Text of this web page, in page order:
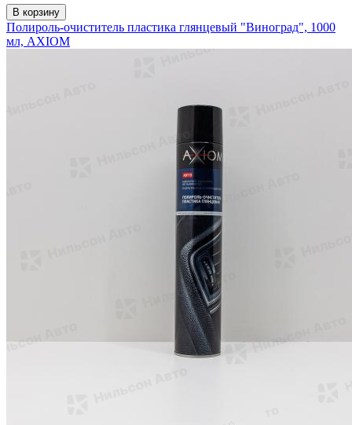
В корзину
Полироль-очиститель пластика глянцевый "Виноград", 1000
мл, AXIOM